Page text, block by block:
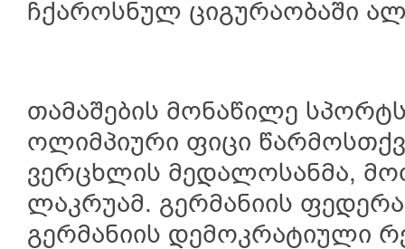
ჩქაროსნულ ციგურაობაში
თამაშების მონაწილე
ოლიმპიური ფიცი
ვერცხლის მედალოსანმა,
ლაკრუამ. გერმანიის
გერმანიის დემოკრატიული